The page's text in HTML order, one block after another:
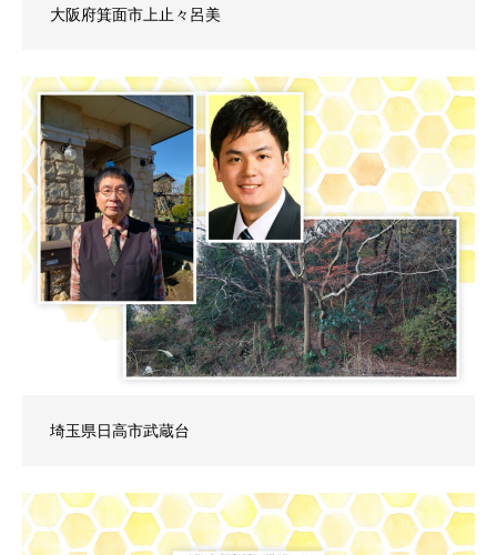
大阪府箕面市上止々呂美
埼玉県日高市武蔵台